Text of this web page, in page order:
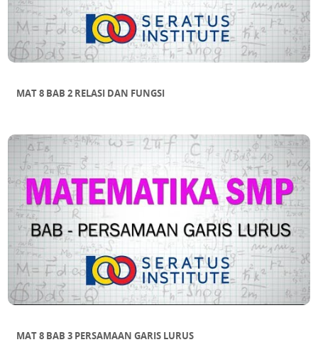
MAT 8 BAB 2 RELASI DAN FUNGSI
MAT 8 BAB 3 PERSAMAAN GARIS LURUS